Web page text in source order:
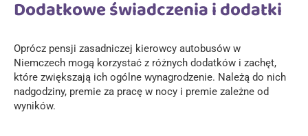
Dodatkowe świadczenia i dodatki
Oprócz pensji zasadniczej kierowcy autobusów w
Niemczech mogą korzystać z różnych dodatków i zachęt,
które zwiększają ich ogólne wynagrodzenie. Należą do nich
nadgodziny, premie za pracę w nocy i premie zależne od
wyników.